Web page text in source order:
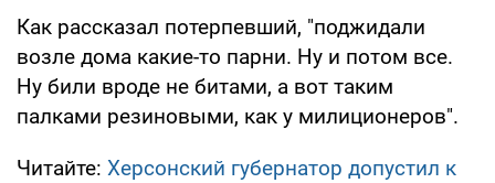
Как рассказал потерпевший, "поджидали
возле дома какие-то парни. Ну и потом все.
Ну били вроде не битами, а вот таким
палками резиновыми, как у милиционеров".
Читайте: Херсонский губернатор допустил к